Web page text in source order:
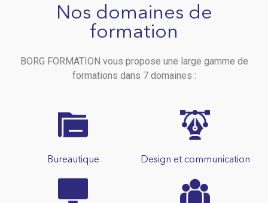
Nos domaines de
formation
BORG FORMATION vous propose une large gamme de
formations dans 7 domaines :
Bureautique Design et communication